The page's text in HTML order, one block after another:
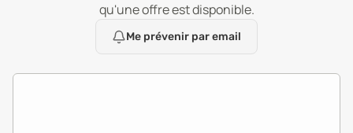
qu'une offre est disponible.
Me prévenir par email